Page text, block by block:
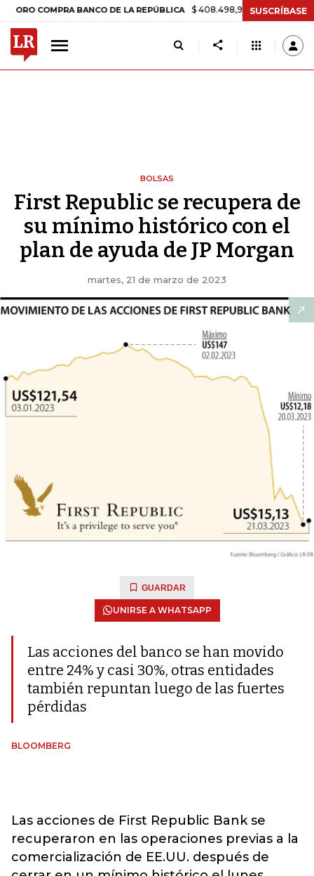
BANCO DE LA REPÚBLICA $ 408.498,97 +$ 8.753,81 +2,19%
SUSCRÍBASE
BOLSAS
First Republic se recupera de
su mínimo histórico con el
plan de ayuda de JP Morgan
martes, 21 de marzo de 2023
GUARDAR
UNIRSE A WHATSAPP
Las acciones del banco se han movido
entre 24% y casi 30%, otras entidades
también repuntan luego de las fuertes
pérdidas
BLOOMBERG
Las acciones de First Republic Bank se
recuperaron en las operaciones previas a la
comercialización de EE.UU. después de